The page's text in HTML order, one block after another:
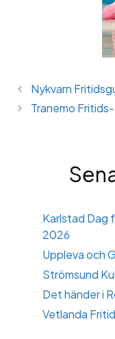
Nykvarn
Tranemo
Karlstad Dag
2026
Uppleva och
Strömsund
Det händer i
Vetlanda